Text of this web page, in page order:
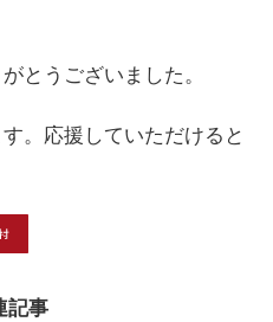
とうございました。
。応援していただけると
記事